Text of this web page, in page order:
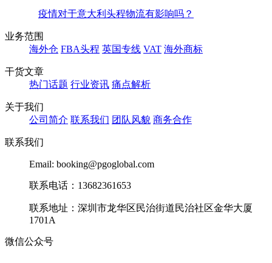
疫情对于意大利头程物流有影响吗？
业务范围
海外仓 FBA头程 英国专线 VAT 海外商标
干货文章
热门话题 行业资讯 痛点解析
关于我们
公司简介 联系我们 团队风貌 商务合作
联系我们
Email: booking@pgoglobal.com
联系电话：13682361653
联系地址：深圳市龙华区民治街道民治社区金华大厦
1701A
微信公众号